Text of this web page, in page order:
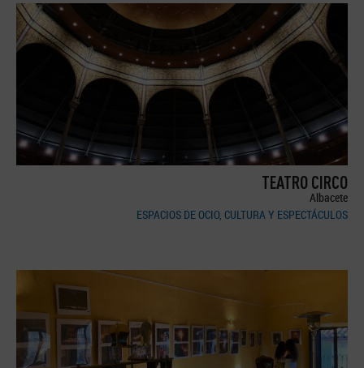
TEATRO CIRCO
Albacete
ESPACIOS DE OCIO, CULTURA Y ESPECTÁCULOS